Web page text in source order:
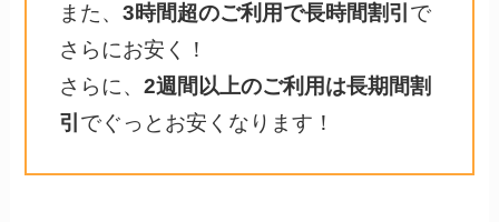
また、 3時間超のご利用で長時間割引 で
さらにお安く！
さらに、 2週間以上のご利用は長期間割
引 でぐっとお安くなります！